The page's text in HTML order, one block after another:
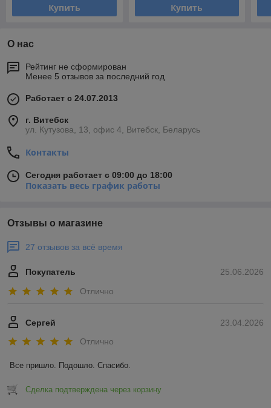
Купить Купить
О нас
Рейтинг не сформирован
Менее 5 отзывов за последний год
Работает с 24.07.2013
г. Витебск
ул. Кутузова, 13, офис 4, Витебск, Беларусь
Контакты
Сегодня работает с 09:00 до 18:00
Показать весь график работы
Отзывы о магазине
27 отзывов за всё время
25.06.2026
Покупатель
Отлично
23.04.2026
Сергей
Отлично
Все пришло. Подошло. Спасибо.
Сделка подтверждена через корзину